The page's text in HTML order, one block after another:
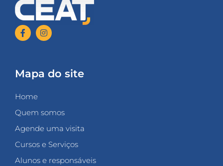
Mapa do site
Home
Quem somos
Agende uma visita
Cursos e Serviços
Alunos e responsáveis